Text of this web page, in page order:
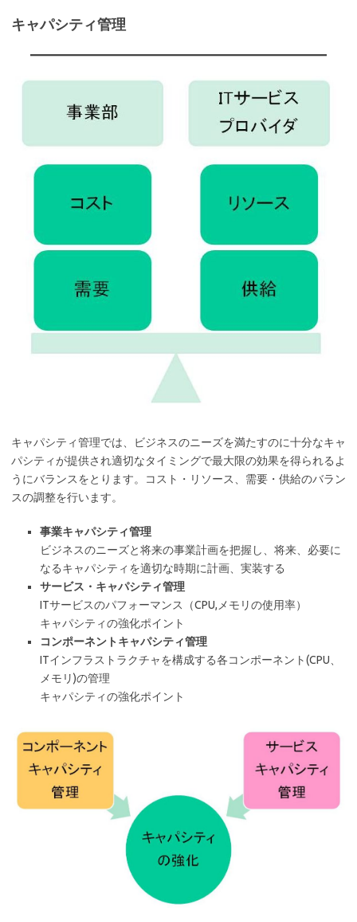
キャパシティ管理
キャパシティ管理では、ビジネスのニーズを満たすのに十分なキャ
パシティが提供され適切なタイミングで最大限の効果を得られるよ
うにバランスをとります。コスト・リソース、需要・供給のバラン
スの調整を行います。
事業キャパシティ管理
ビジネスのニーズと将来の事業計画を把握し、将来、必要に
なるキャパシティを適切な時期に計画、実装する
サービス・キャパシティ管理
ITサービスのパフォーマンス（CPU,メモリの使用率）
キャパシティの強化ポイント
コンポーネントキャパシティ管理
ITインフラストラクチャを構成する各コンポーネント(CPU、
メモリ)の管理
キャパシティの強化ポイント